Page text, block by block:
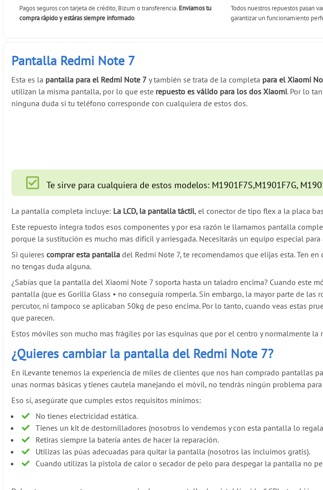
Pagos seguros con tarjeta de crédito, Bizum o transferencia. Enviamos tu
compra rápido y estáras siempre informado.
Todos nuestros repuestos pasan
garantizar un funcionamiento
Pantalla Redmi Note 7
Esta es la pantalla para el Redmi Note 7 y también se trata de la completa para el Xiaomi
utilizan la misma pantalla, por lo que este repuesto es válido para los dos Xiaomi. Por lo
ninguna duda si tu teléfono corresponde con cualquiera de estos dos.
Te sirve para cualquiera de estos modelos: M1901F7S,M1901F7G,
La pantalla completa incluye: La LCD, la pantalla táctil, el conector de tipo flex a la placa
Este repuesto integra todos esos componentes y por esa razón le llamamos pantalla
porque la sustitución es mucho mas difícil y arriesgada. Necesitarás un equipo especial para
Si quierescomprar esta pantalla del Redmi Note 7, te recomendamos que elijas esta. Ten
no tengas duda alguna.
¿Sabías que la pantalla del Xiaomi Note 7 soporta hasta un taladro encima? Cuando este
pantalla (que es Gorilla Glass • no conseguía romperla. Sin embargo, la mayor parte de
percutor, ni tampoco se aplicaban 50kg de peso encima. Por lo tanto, cuando veas estas
que parecen.
Estos móviles son mucho mas frágiles por las esquinas que por el centro y normalmente la
¿Quieres cambiar la pantalla del Redmi Note 7?
En iLevante tenemos la experiencia de miles de clientes que nos han comprado pantallas
unas normas básicas y tienes cautela manejando el móvil, no tendrás ningún problema
Eso sí, asegúrate que cumples estos requisitos mínimos:
No tienes electricidad estática.
Tienes un kit de destornilladores (nosotros lo vendemos y con esta pantalla lo
Retiras siempre la batería antes de hacer la reparación.
Utilizas las púas adecuadas para quitar la pantalla (nosotros las incluimos gratis).
Cuando utilizas la pistola de calor o secador de pelo para despegar la pantalla no